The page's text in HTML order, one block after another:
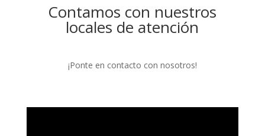
Contamos con nuestros
locales de atención
¡Ponte en contacto con nosotros!